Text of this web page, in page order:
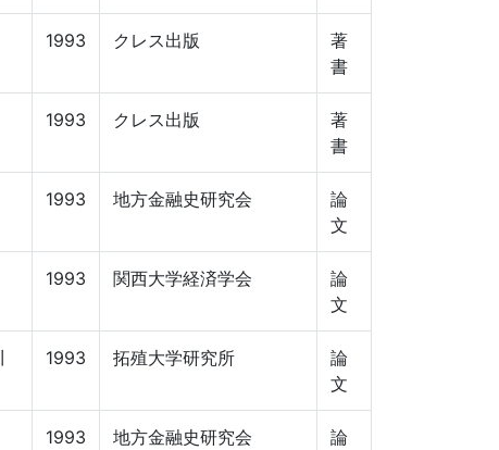
1993 クレス出版
著
書
1993 クレス出版
著
書
1993 地方金融史研究会
論
文
1993 関西大学経済学会
論
文
1993 拓殖大学研究所
論
文
1993 地方金融史研究会
論